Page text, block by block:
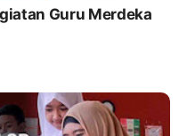
Guru Merdeka